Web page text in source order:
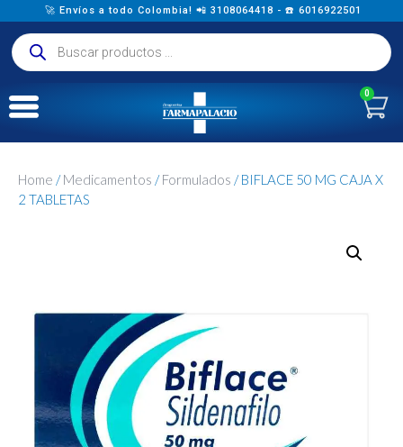
🚀 Envíos a todo Colombia! 📲 3108064418 - ☎️ 6016922501
0
Home /Medicamentos /Formulados / BIFLACE 50 MG CAJA X
2 TABLETAS